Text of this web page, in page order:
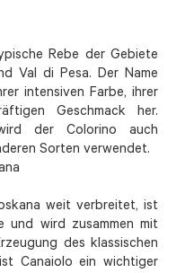
Rebe der Gebiete
Val di Pesa. Der Name
intensiven Farbe, ihrer
Geschmack her.
der Colorino auch
Sorten verwendet.
weit verbreitet, ist
und wird zusammen mit
des klassischen
Canaiolo ein wichtiger